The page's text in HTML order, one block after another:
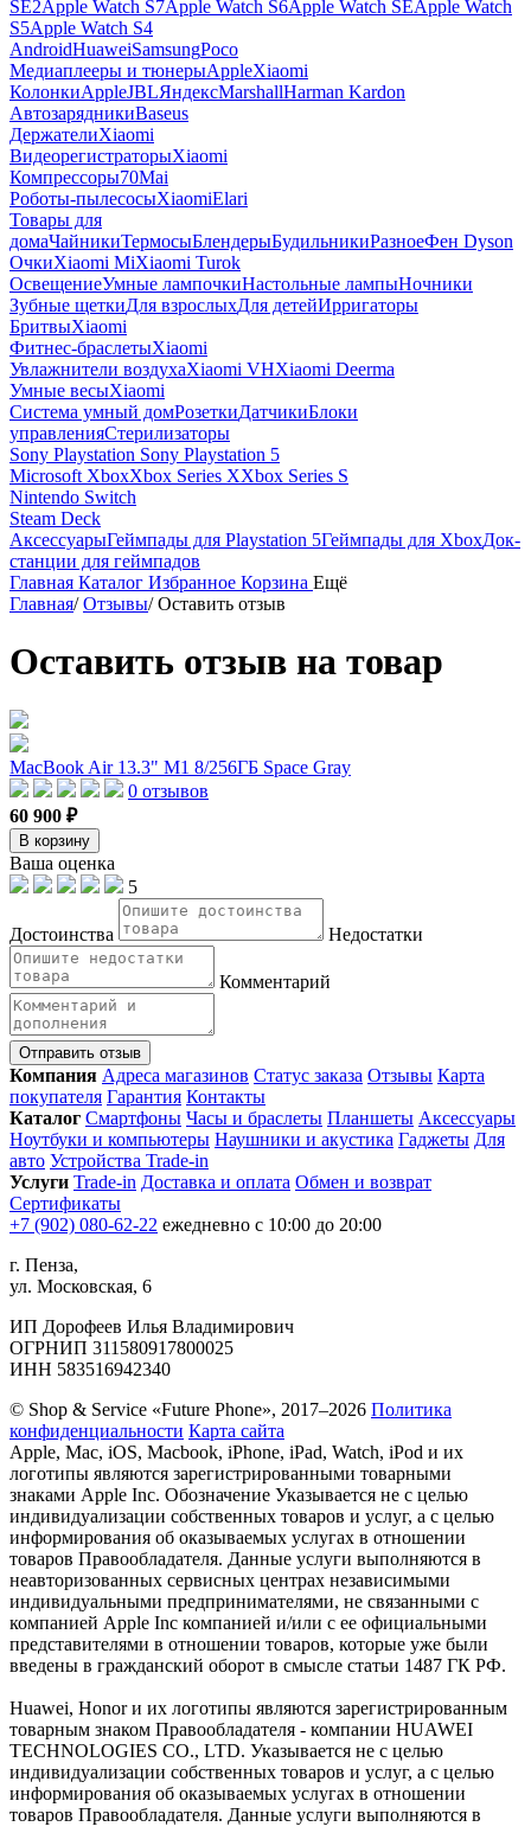
SE2Apple Watch S7Apple Watch S6Apple Watch SEApple Watch
S5Apple Watch S4
AndroidHuaweiSamsungPoco
Медиаплееры и тюнерыAppleXiaomi
КолонкиAppleJBLЯндексMarshallHarman Kardon
АвтозарядникиBaseus
ДержателиXiaomi
ВидеорегистраторыXiaomi
Компрессоры70Mai
Роботы-пылесосыXiaomiElari
Товары для
домаЧайникиТермосыБлендерыБудильникиРазноеФен Dyson
ОчкиXiaomi MiXiaomi Turok
ОсвещениеУмные лампочкиНастольные лампыНочники
Зубные щеткиДля взрослыхДля детейИрригаторы
БритвыXiaomi
Фитнес-браслетыXiaomi
Увлажнители воздухаXiaomi VHXiaomi Deerma
Умные весыXiaomi
Система умный домРозеткиДатчикиБлоки
управленияСтерилизаторы
Sony Playstation Sony Playstation 5
Microsoft XboxXbox Series XXbox Series S
Nintendo Switch
Steam Deck
АксессуарыГеймпады для Playstation 5Геймпады для XboxДок-
станции для геймпадов
Главная Каталог Избранное Корзина Ещё
Главная/ Отзывы/ Оставить отзыв
Оставить отзыв на товар
MacBook Air 13.3" M1 8/256ГБ Space Gray
0 отзывов
60 900 ₽
В корзину
Ваша оценка
5
Достоинства Недостатки
Комментарий
Отправить отзыв
Компания Адреса магазинов Статус заказа Отзывы Карта
покупателя Гарантия Контакты
Каталог Смартфоны Часы и браслеты Планшеты Аксессуары
Ноутбуки и компьютеры Наушники и акустика Гаджеты Для
авто Устройства Trade-in
Услуги Trade-in Доставка и оплата Обмен и возврат
Сертификаты
+7 (902) 080-62-22 ежедневно с 10:00 до 20:00
г. Пенза,
ул. Московская, 6
ИП Дорофеев Илья Владимирович
ОГРНИП 311580917800025
ИНН 583516942340
© Shop & Service «Future Phone», 2017–2026 Политика
конфиденциальности Карта сайта
Apple, Mac, iOS, Macbook, iPhone, iPad, Watch, iPod и их
логотипы являются зарегистрированными товарными
знаками Apple Inc. Обозначение Указывается не с целью
индивидуализации собственных товаров и услуг, а с целью
информирования об оказываемых услугах в отношении
товаров Правообладателя. Данные услуги выполняются в
неавторизованных сервисных центрах независимыми
индивидуальными предпринимателями, не связанными с
компанией Apple Inc компанией и/или с ее официальными
представителями в отношении товаров, которые уже были
введены в гражданский оборот в смысле статьи 1487 ГК РФ.
Huawei, Honor и их логотипы являются зарегистрированным
товарным знаком Правообладателя - компании HUAWEI
TECHNOLOGIES CO., LTD. Указывается не с целью
индивидуализации собственных товаров и услуг, а с целью
информирования об оказываемых услугах в отношении
товаров Правообладателя. Данные услуги выполняются в